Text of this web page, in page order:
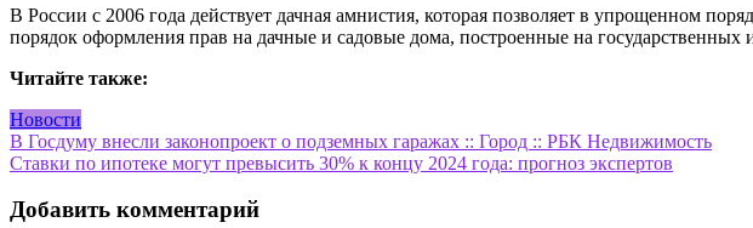
В России с 2006 года действует дачная амнистия, которая позволяет в упрощенном
порядок оформления прав на дачные и садовые дома, построенные на
Читайте также:
Новости
Навигация
по
записям
В Госдуму внесли законопроект о подземных гаражах :: Город :: РБК Недвижимость
Ставки по ипотеке могут превысить 30% к концу 2024 года: прогноз экспертов
Добавить комментарий